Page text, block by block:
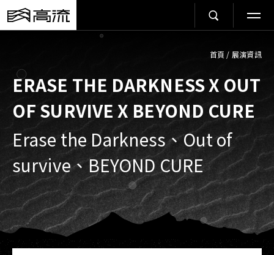
首頁 / 展演資訊
ERASE THE DARKNESS X OUT
OF SURVIVE X BEYOND CURE
Erase the Darkness、Out of
survive、BEYOND CURE